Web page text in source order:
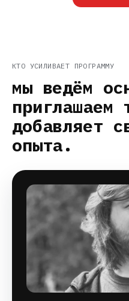
КТО УСИЛИВАЕТ ПРОГРАММУ
мы ведём
приглашаем
добавляет
опыта.